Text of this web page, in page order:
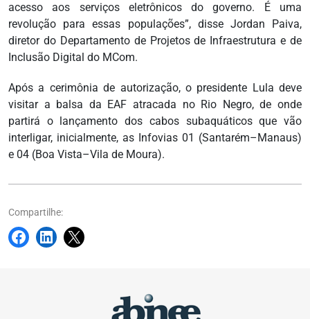
acesso aos serviços eletrônicos do governo. É uma
revolução para essas populações”, disse Jordan Paiva,
diretor do Departamento de Projetos de Infraestrutura e de
Inclusão Digital do MCom.
Após a cerimônia de autorização, o presidente Lula deve
visitar a balsa da EAF atracada no Rio Negro, de onde
partirá o lançamento dos cabos subaquáticos que vão
interligar, inicialmente, as Infovias 01 (Santarém–Manaus)
e 04 (Boa Vista–Vila de Moura).
Compartilhe: